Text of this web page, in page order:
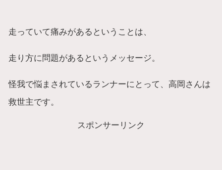
走っていて痛みがあるということは、
走り方に問題があるというメッセージ。
怪我で悩まされているランナーにとって、高岡さんは
救世主です。
スポンサーリンク